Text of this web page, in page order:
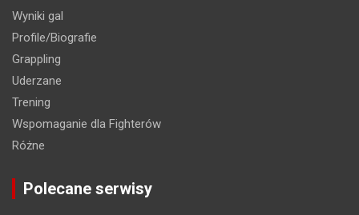
Wyniki gal
Profile/Biografie
Grappling
Uderzane
Trening
Wspomaganie dla Fighterów
Różne
Polecane serwisy